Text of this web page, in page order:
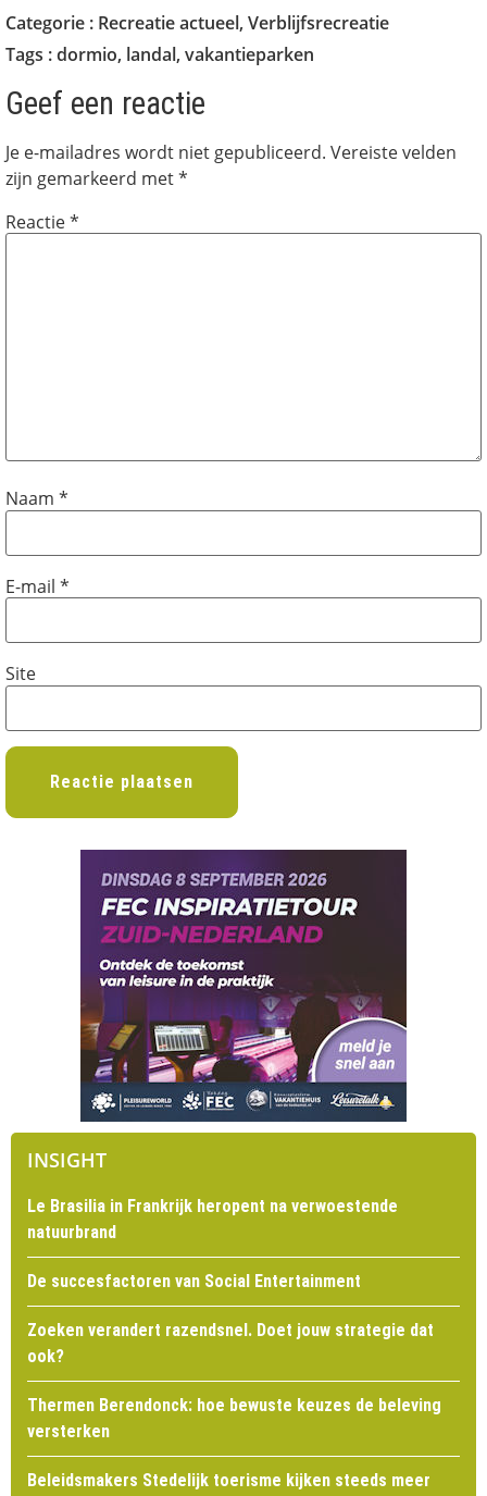
Categorie : Recreatie actueel, Verblijfsrecreatie
Tags :dormio, landal, vakantieparken
Geef een reactie
Je e-mailadres wordt niet gepubliceerd. Vereiste velden
zijn gemarkeerd met*
Reactie*
Naam *
E-mail *
Site
INSIGHT
Le Brasilia in Frankrijk heropent na verwoestende
natuurbrand
De succesfactoren van Social Entertainment
Zoeken verandert razendsnel. Doet jouw strategie dat
ook?
Thermen Berendonck: hoe bewuste keuzes de beleving
versterken
Beleidsmakers Stedelijk toerisme kijken steeds meer